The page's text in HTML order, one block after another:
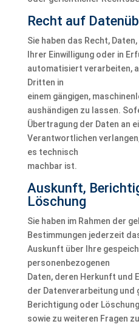
Recht auf
Sie haben das Recht,
Ihrer Einwilligung oder in
automatisiert verarbeiten,
Dritten in
einem gängigen,
aushändigen zu lassen.
Übertragung der Daten an
Verantwortlichen
es technisch
machbar ist.
Auskunft,
Löschung
Sie haben im Rahmen der
Bestimmungen jederzeit
Auskunft über Ihre
personenbezogenen
Daten, deren Herkunft und
der Datenverarbeitung und
Berichtigung oder
sowie zu weiteren Fragen